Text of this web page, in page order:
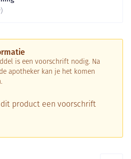
is een voorschrift nodig. Na
apotheker kan je het komen
dit product een voorschrift